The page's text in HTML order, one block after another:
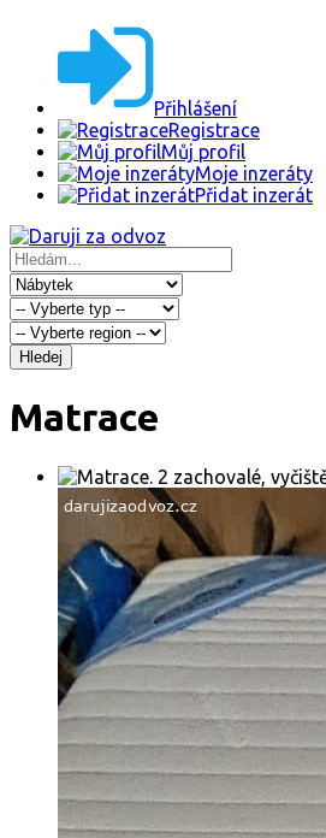
Přihlášení
Registrace
Můj profil
Moje inzeráty
Přidat inzerát
Hledej
Matrace